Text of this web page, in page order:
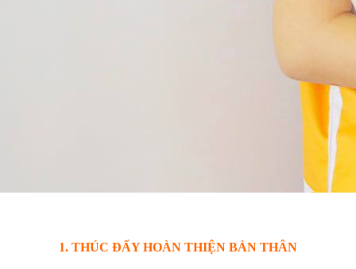
1. THÚC ĐẨY HOÀN THIỆN BẢN THÂN